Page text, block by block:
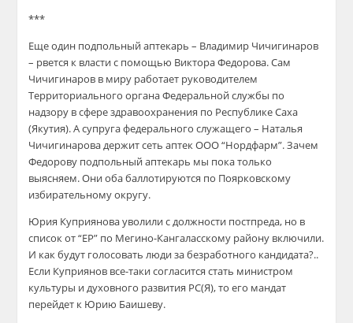
***
Еще один подпольный аптекарь – Владимир Чичигинаров
– рвется к власти с помощью Виктора Федорова. Сам
Чичигинаров в миру работает руководителем
Территориального органа Федеральной службы по
надзору в сфере здравоохранения по Республике Саха
(Якутия). А супруга федерального служащего – Наталья
Чичигинарова держит сеть аптек ООО “Нордфарм”. Зачем
Федорову подпольный аптекарь мы пока только
выясняем. Они оба баллотируются по Поярковскому
избирательному округу.
Юрия Куприянова уволили с должности постпреда, но в
список от “ЕР” по Мегино-Кангаласскому району включили.
И как будут голосовать люди за безработного кандидата?..
Если Куприянов все-таки согласится стать министром
культуры и духовного развития РС(Я), то его мандат
перейдет к Юрию Баишеву.